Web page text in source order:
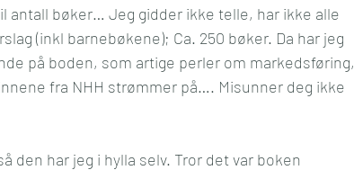
antall bøker… Jeg gidder ikke telle, har ikke alle
(inkl barnebøkene); Ca. 250 bøker. Da har jeg
på boden, som artige perler om markedsføring,
fra NHH strømmer på…. Misunner deg ikke
den har jeg i hylla selv. Tror det var boken